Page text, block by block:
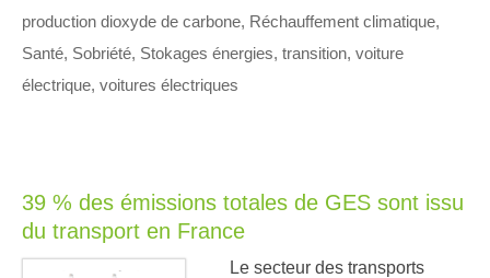
production dioxyde de carbone, Réchauffement climatique,
Santé, Sobriété, Stokages énergies, transition, voiture
électrique, voitures électriques
39 % des émissions totales de GES sont issu
du transport en France
Le secteur des transports